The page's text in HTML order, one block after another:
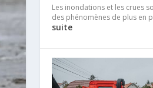
Les inondations et les crues
des phénomènes de plus en
suite